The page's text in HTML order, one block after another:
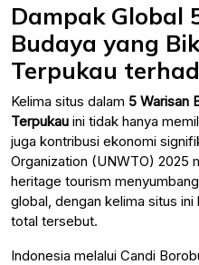
Dampak Global
Budaya yang
Terpukau
Kelima situs dalam 5 Warisan
Terpukau ini tidak hanya
juga kontribusi ekonomi
Organization (UNWTO) 2025
heritage tourism
global, dengan kelima situs
total tersebut.
Indonesia melalui Candi